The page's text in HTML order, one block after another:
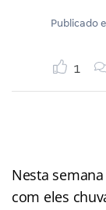
Publicado
1
Nesta
com eles